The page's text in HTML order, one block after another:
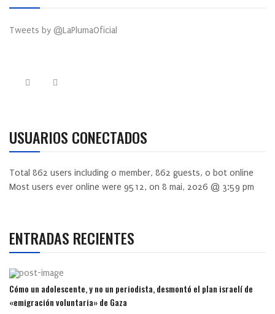
Tweets by @LaPlumaOficial
USUARIOS CONECTADOS
Total 862 users including 0 member, 862 guests, 0 bot online
Most users ever online were 9512, on 8 mai, 2026 @ 3:59 pm
ENTRADAS RECIENTES
Cómo un adolescente, y no un periodista, desmontó el plan israelí de
«emigración voluntaria» de Gaza